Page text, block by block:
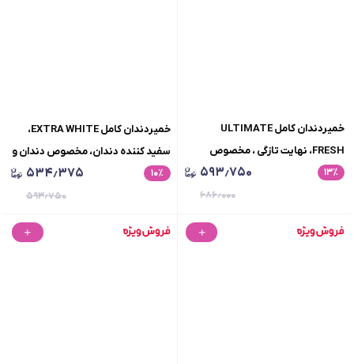
خمیردندان کامل ULTIMATE
FRESH، نهایت تازگی ، مخصوص
دندان و لثه های حساس،
۱۳٪ ۵۹۳٫۷۵۰
۶۸۶٫۰۰۰
خمیردندان کامل EXTRA WHITE،
سفید کننده دندان، مخصوص دندان و
لثه های حساس، حجم75میلی لیتر
۱۰٪ ۵۳۴٫۳۷۵
۵۹۳٫۷۵۰